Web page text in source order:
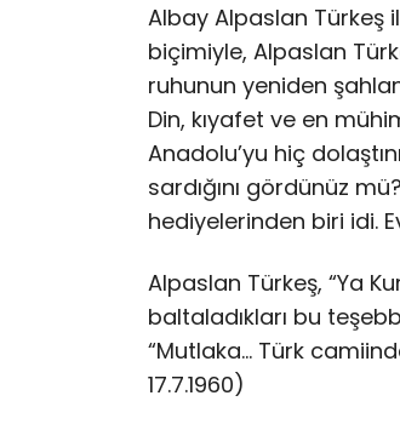
Albay Alpaslan Türkeş
biçimiyle, Alpaslan
ruhunun yeniden
Din, kıyafet ve en
Anadolu’yu hiç
sardığını gördünüz
hediyelerinden biri idi.
Alpaslan Türkeş, “Ya
baltaladıkları bu
“Mutlaka… Türk
17.7.1960)